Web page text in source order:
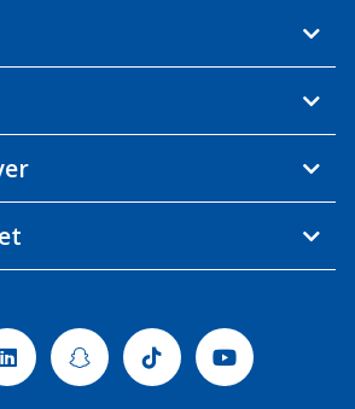
LinkedinSnapchatTiktok Youtube